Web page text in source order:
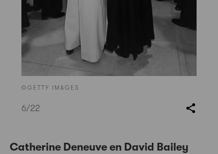
©GETTY IMAGES
6/22
Catherine Deneuve en David Bailey